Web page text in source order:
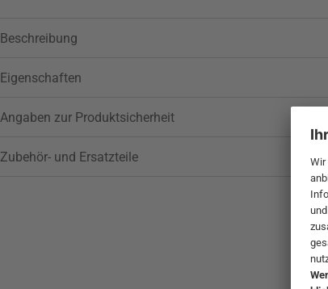
Beschreibung
Eigenschaften
Angaben zur Produktsicherheit
Zubehör- und Ersatzteile